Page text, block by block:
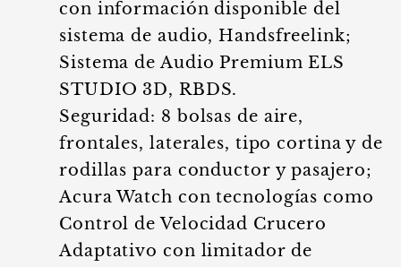
con información disponible del
sistema de audio, Handsfreelink;
Sistema de Audio Premium ELS
STUDIO 3D, RBDS.
Seguridad: 8 bolsas de aire,
frontales, laterales, tipo cortina y de
rodillas para conductor y pasajero;
Acura Watch con tecnologías como
Control de Velocidad Crucero
Adaptativo con limitador de